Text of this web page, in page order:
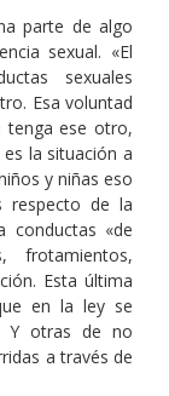
parte de algo
sexual. «El
sexuales
Esa voluntad
tenga ese otro,
la situación a
y niñas eso
respecto de la
conductas «de
frotamientos,
Esta última
en la ley se
Y otras de no
a través de